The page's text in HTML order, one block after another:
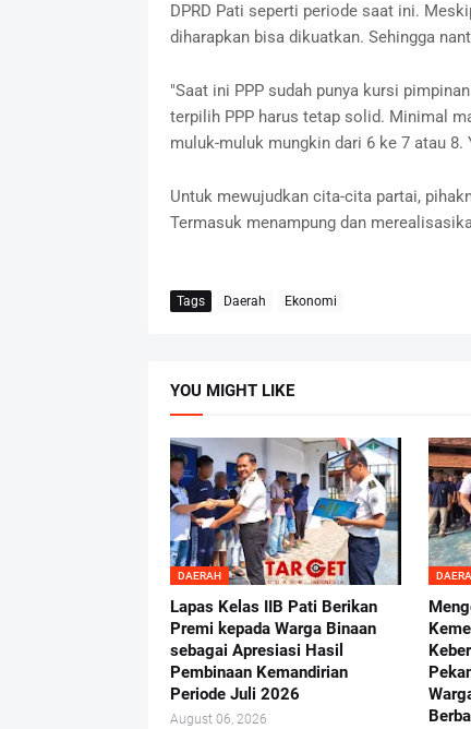
DPRD Pati seperti periode saat ini.
diharapkan bisa dikuatkan. Sehingga
"Saat ini PPP sudah punya kursi
terpilih PPP harus tetap solid. Minimal
muluk-muluk mungkin dari 6 ke 7 atau 8.
Untuk mewujudkan cita-cita partai,
Termasuk menampung dan
Tags Daerah Ekonomi
YOU MIGHT LIKE
DAERAH
Lapas Kelas IIB Pati Berikan
Premi kepada Warga Binaan
sebagai Apresiasi Hasil
Pembinaan Kemandirian
Periode Juli 2026
August 06, 2026